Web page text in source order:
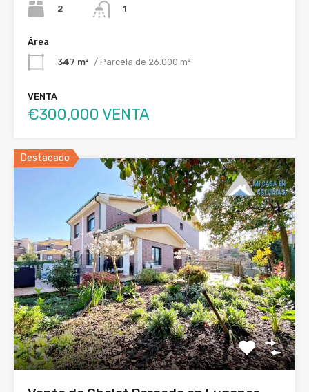
2
1
Área
347 m² / Parcela de 26.000 m²
VENTA
€300,000 VENTA
Destacado